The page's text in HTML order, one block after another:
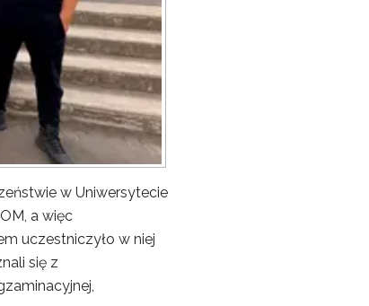
w Uniwersytecie
a więc
uczestniczyło w niej
się z